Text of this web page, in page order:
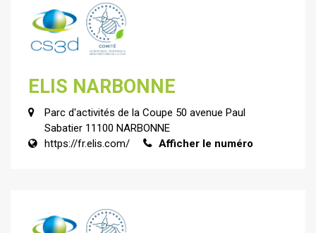
ELIS NARBONNE
Parc d'activités de la Coupe 50 avenue Paul
Sabatier 11100 NARBONNE
https://fr.elis.com/
Afficher le numéro